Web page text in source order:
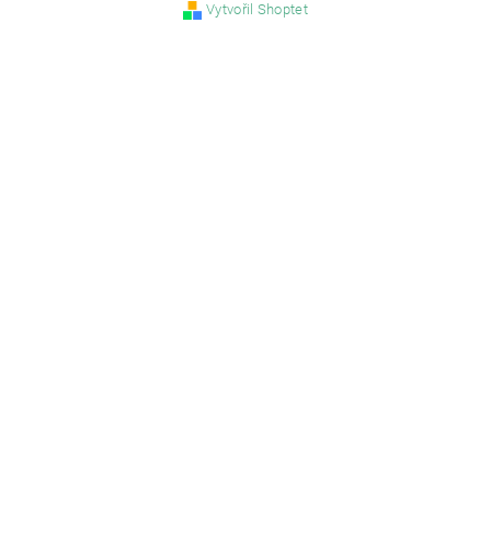
Vytvořil Shoptet